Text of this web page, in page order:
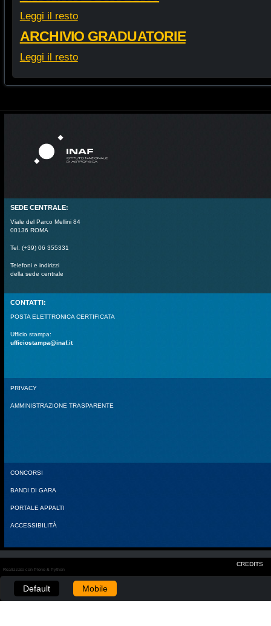
Leggi il resto
ARCHIVIO GRADUATORIE
Leggi il resto
SEDE CENTRALE:
Viale del Parco Mellini 84
00136 ROMA
Tel. (+39) 06 355331
Telefoni e indirizzi
della sede centrale
CONTATTI:
POSTA ELETTRONICA CERTIFICATA
Ufficio stampa:
ufficiostampa@inaf.it
PRIVACY
AMMINISTRAZIONE TRASPARENTE
CONCORSI
BANDI DI GARA
PORTALE APPALTI
ACCESSIBILITÀ
CREDITS
Realizzato con Plone & Python
Default Mobile